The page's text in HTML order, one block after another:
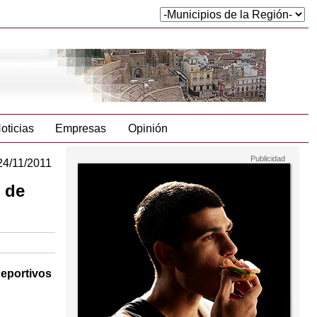
Empresas Opinión
11/2011
de